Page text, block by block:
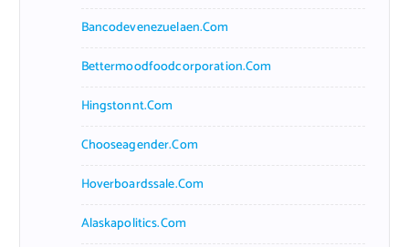
Bancodevenezuelaen.com
Bettermoodfoodcorporation.com
Hingstonnt.com
Chooseagender.com
Hoverboardssale.com
Alaskapolitics.com